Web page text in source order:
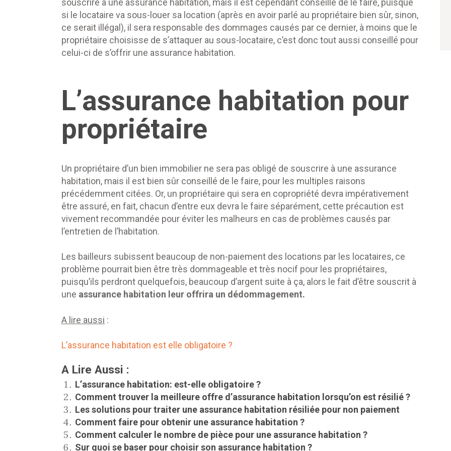
souscrire à une assurance habitation, mais il est cependant conseillé de le faire, puisque
si le locataire va sous-louer sa location (après en avoir parlé au propriétaire bien sûr, sinon,
ce serait illégal), il sera responsable des dommages causés par ce dernier, à moins que le
propriétaire choisisse de s’attaquer au sous-locataire, c’est donc tout aussi conseillé pour
celui-ci de s’offrir une assurance habitation.
L’assurance habitation pour
propriétaire
Un propriétaire d’un bien immobilier ne sera pas obligé de souscrire à une assurance
habitation, mais il est bien sûr conseillé de le faire, pour les multiples raisons
précédemment citées. Or, un propriétaire qui sera en copropriété devra impérativement
être assuré, en fait, chacun d’entre eux devra le faire séparément, cette précaution est
vivement recommandée pour éviter les malheurs en cas de problèmes causés par
l’entretien de l’habitation.
Les bailleurs subissent beaucoup de non-paiement des locations par les locataires, ce
problème pourrait bien être très dommageable et très nocif pour les propriétaires,
puisqu’ils perdront quelquefois, beaucoup d’argent suite à ça, alors le fait d’être souscrit à
une assurance habitation leur offrira un dédommagement.
A lire aussi :
L’assurance habitation est elle obligatoire ?
A Lire Aussi :
L’assurance habitation: est-elle obligatoire ?
Comment trouver la meilleure offre d’assurance habitation lorsqu’on est résilié ?
Les solutions pour traiter une assurance habitation résiliée pour non paiement
Comment faire pour obtenir une assurance habitation ?
Comment calculer le nombre de pièce pour une assurance habitation ?
Sur quoi se baser pour choisir son assurance habitation ?